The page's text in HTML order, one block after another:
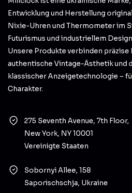
Entwicklung und Herstellung
Nixie-Uhren und Thermometer im
Futurismus und industriellem
Unsere Produkte verbinden präzise
authentische Vintage-Ästhetik und
klassischer Anzeigetechnologie –
Charakter.
275 Seventh Avenue, 7th Floor,
New York, NY 10001
Vereinigte Staaten
Sobornyi Allee, 158
Saporischschja, Ukraine